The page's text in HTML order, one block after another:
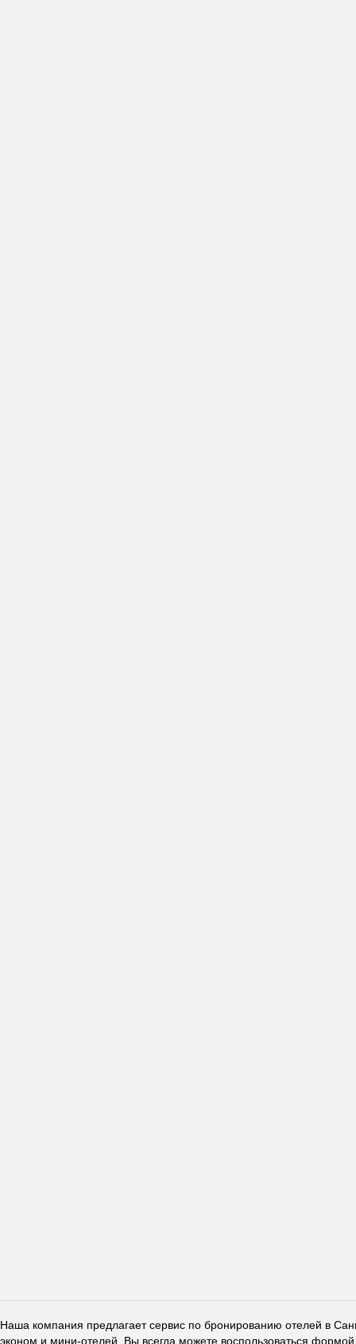
Наша компания предлагает сервис по бронированию отелей в
эконом и мини-отелей. Вы всегда можете воспользоваться